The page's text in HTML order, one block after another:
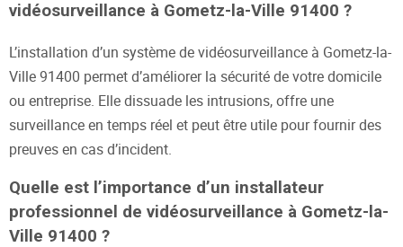
vidéosurveillance à Gometz-la-Ville 91400 ?
L’installation d’un système de vidéosurveillance à Gometz-la-
Ville 91400 permet d’améliorer la sécurité de votre domicile
ou entreprise. Elle dissuade les intrusions, offre une
surveillance en temps réel et peut être utile pour fournir des
preuves en cas d’incident.
Quelle est l’importance d’un installateur
professionnel de vidéosurveillance à Gometz-la-
Ville 91400 ?